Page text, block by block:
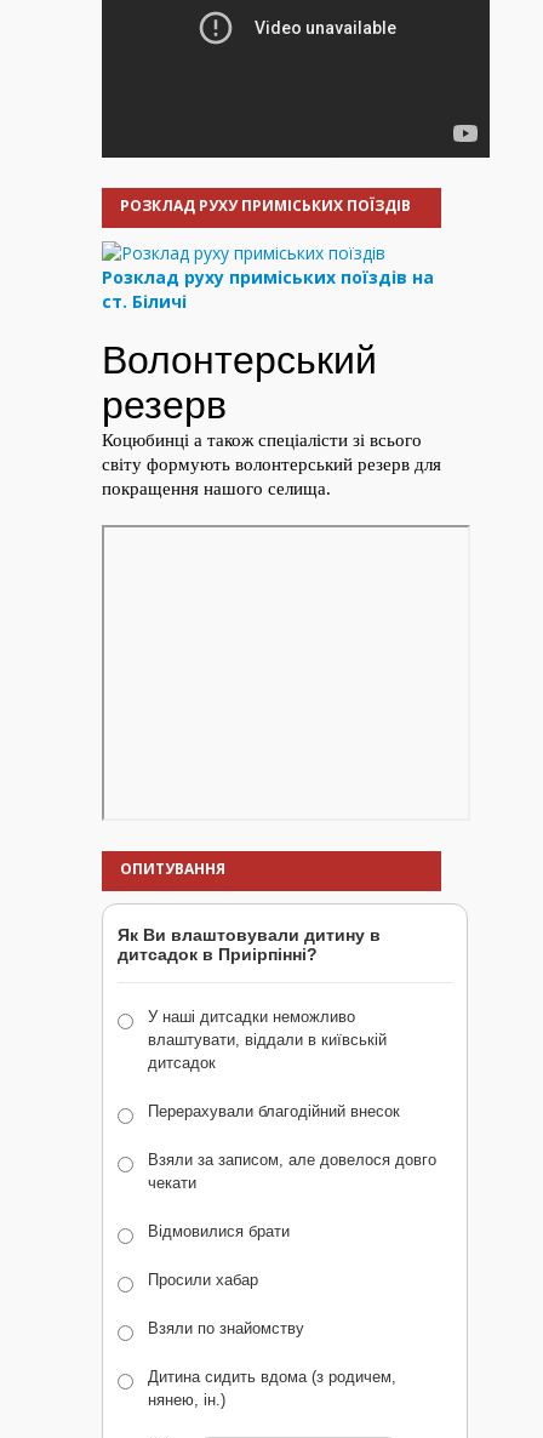
РОЗКЛАД РУХУ ПРИМІСЬКИХ ПОЇЗДІВ
Розклад руху приміських поїздів на
ст. Біличі
ОПИТУВАННЯ
Як Ви влаштовували дитину в
дитсадок в Приірпінні?
У наші дитсадки неможливо
влаштувати, віддали в київській
дитсадок
Перерахували благодійний внесок
Взяли за записом, але довелося довго
чекати
Відмовилися брати
Просили хабар
Взяли по знайомству
Дитина сидить вдома (з родичем,
нянею, ін.)